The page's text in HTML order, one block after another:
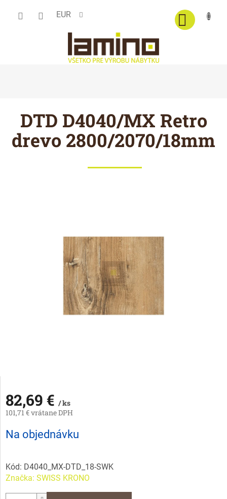
EUR
DTD D4040/MX Retro
drevo 2800/2070/18mm
82,69 € / ks
101,71 € vrátane DPH
Jednotková
cena:
Na objednávku
Kód: D4040_MX-DTD_18-SWK
Značka: SWISS KRONO